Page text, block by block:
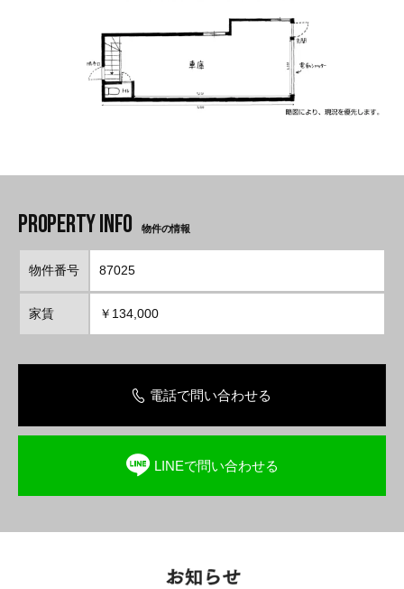
物件の情報
物件番号 87025
家賃 ￥134,000
電話で問い合わせる
LINEで問い合わせる